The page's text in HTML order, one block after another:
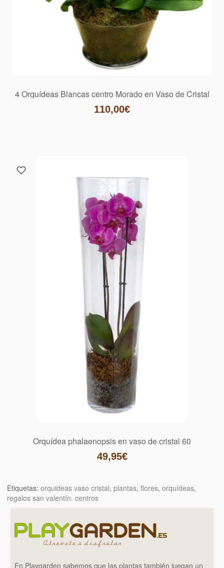
4 Orquídeas Blancas centro Morado en Vaso de Cristal
110,00€
Orquídea phalaenopsis en vaso de cristal 60
49,95€
Etiquetas: orquideas vaso cristal, plantas, flores, orquídeas,
regalos san valentín. centros
En Playgarden sabemos que las plantas también juegan un